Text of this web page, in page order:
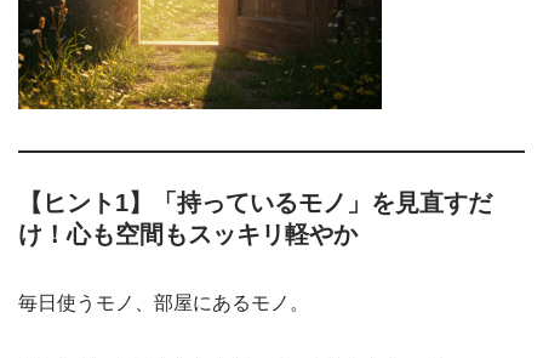
【ヒント1】「持っているモノ」を見直すだ
け！心も空間もスッキリ軽やか
毎日使うモノ、部屋にあるモノ。